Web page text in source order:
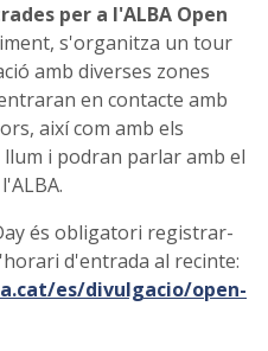
per a l'ALBA Open
s'organitza un tour
amb diverses zones
en contacte amb
així com amb els
i podran parlar amb el
és obligatori registrar-
d'entrada al recinte:
es/divulgacio/open-